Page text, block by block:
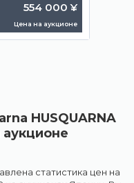
554 000 ¥
Цена на аукционе
HUSQUARNA
аукционе
статистика цен на